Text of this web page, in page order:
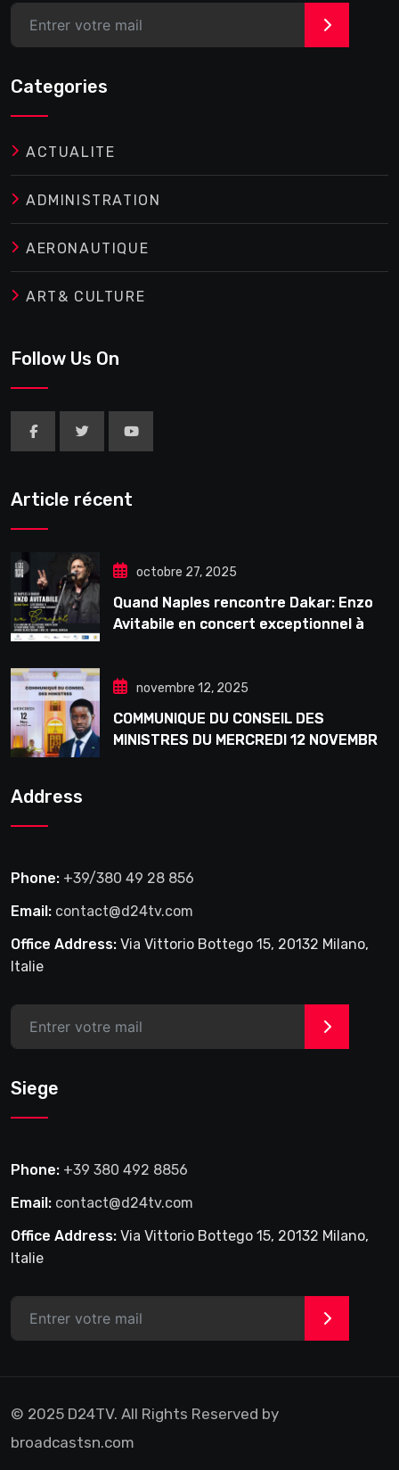
>
Categories
ACTUALITE
ADMINISTRATION
AERONAUTIQUE
ART& CULTURE
Follow Us On
Article récent
octobre 27, 2025
Quand Naples rencontre Dakar: Enzo
Avitabile en concert exceptionnel à
novembre 12, 2025
COMMUNIQUE DU CONSEIL DES
MINISTRES DU MERCREDI 12 NOVEMBRE
Address
Phone: +39/380 49 28 856
Email: contact@d24tv.com
Office Address: Via Vittorio Bottego 15, 20132 Milano,
Italie
>
Siege
Phone: +39 380 492 8856
Email: contact@d24tv.com
Office Address: Via Vittorio Bottego 15, 20132 Milano,
Italie
>
© 2025 D24TV. All Rights Reserved by
broadcastsn.com